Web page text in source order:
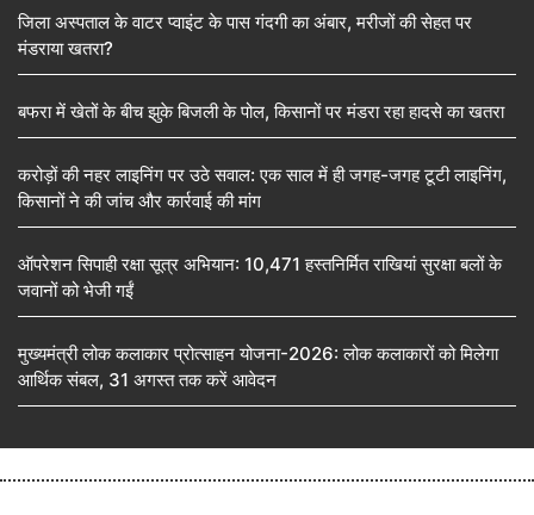
जिला अस्पताल के वाटर प्वाइंट के पास गंदगी का अंबार, मरीजों की सेहत पर
मंडराया खतरा?
बफरा में खेतों के बीच झुके बिजली के पोल, किसानों पर मंडरा रहा हादसे का खतरा
करोड़ों की नहर लाइनिंग पर उठे सवाल: एक साल में ही जगह-जगह टूटी लाइनिंग,
किसानों ने की जांच और कार्रवाई की मांग
ऑपरेशन सिपाही रक्षा सूत्र अभियान: 10,471 हस्तनिर्मित राखियां सुरक्षा बलों के
जवानों को भेजी गईं
मुख्यमंत्री लोक कलाकार प्रोत्साहन योजना-2026: लोक कलाकारों को मिलेगा
आर्थिक संबल, 31 अगस्त तक करें आवेदन